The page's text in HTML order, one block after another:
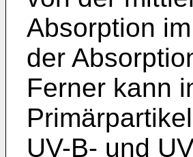
Absorption
der
Ferner kann
UV-B- und